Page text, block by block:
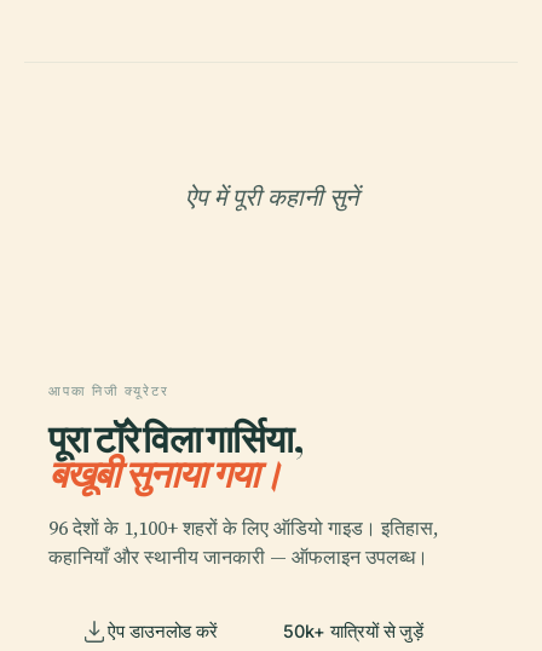
ऐप में पूरी कहानी सुनें
आपका निजी क्यूरेटर
पूरा टॉरे विला गार्सिया,
बखूबी सुनाया गया।
96 देशों के 1,100+ शहरों के लिए ऑडियो गाइड। इतिहास,
कहानियाँ और स्थानीय जानकारी — ऑफलाइन उपलब्ध।
ऐप डाउनलोड करें 50k+ यात्रियों से जुड़ें